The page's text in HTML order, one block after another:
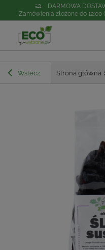
DARMOWA
Zamówienia złożone do
Wstecz Strona główna